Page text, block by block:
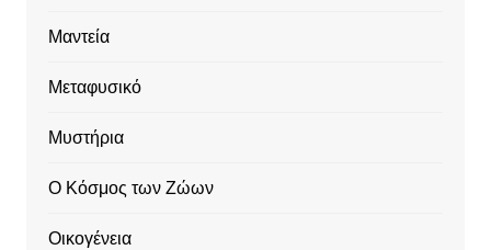
Μαντεία
Μεταφυσικό
Μυστήρια
Ο Κόσμος των Ζώων
Οικογένεια